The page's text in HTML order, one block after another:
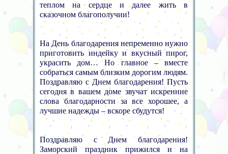
теплом на сердце и далее жить в
сказочном благополучии!
На День благодарения непременно нужно
приготовить индейку и вкусный пирог,
украсить дом… Но главное – вместе
собраться самым близким дорогим людям.
Поздравляю с Днем благодарения! Пусть
сегодня в вашем доме звучат искренние
слова благодарности за все хорошее, а
лучшие надежды – вскоре сбудутся!
Поздравляю с Днем благодарения!
Заморский праздник прижился и на